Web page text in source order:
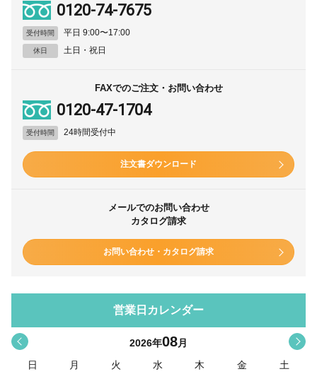
0120-74-7675
受付時間 平日 9:00〜17:00
休日 土日・祝日
FAXでのご注文・お問い合わせ
0120-47-1704
受付時間 24時間受付中
注文書ダウンロード
メールでのお問い合わせ
カタログ請求
お問い合わせ・カタログ請求
営業日カレンダー
< 2026年08月
日
月 火 水 木 金
土